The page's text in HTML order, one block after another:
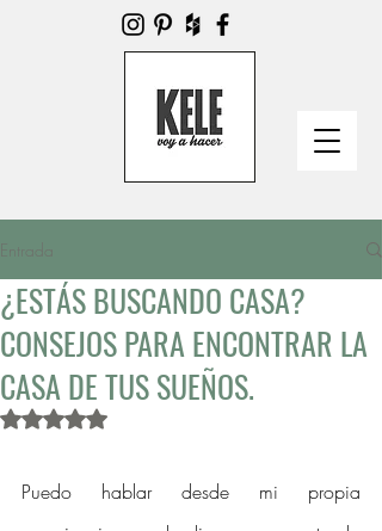
Entrada
¿ESTÁS BUSCANDO CASA?
CONSEJOS PARA ENCONTRAR LA
CASA DE TUS SUEÑOS.
Obtuvo NaN de 5 estrellas.
Puedo hablar desde mi propia